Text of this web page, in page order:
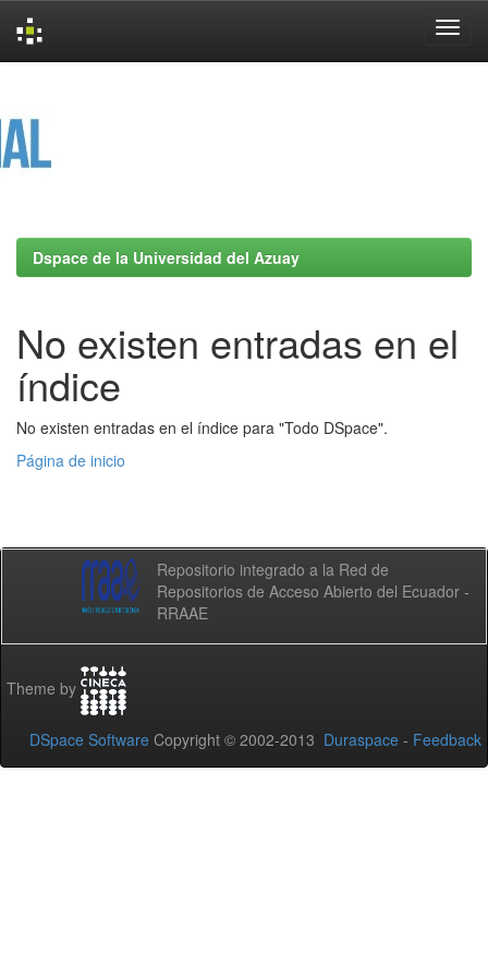
Dspace de la Universidad del Azuay
No existen entradas en el
índice
No existen entradas en el índice para "Todo DSpace".
Página de inicio
Repositorio integrado a la Red de
Repositorios de Acceso Abierto del Ecuador -
RRAAE
Theme by
DSpace Software Copyright © 2002-2013 Duraspace - Feedback